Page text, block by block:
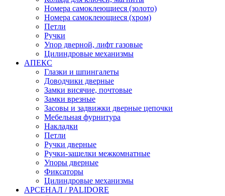
Номера самоклеющиеся (золото)
Номера самоклеющиеся (хром)
Петли
Ручки
Упор дверной, лифт газовые
Цилиндровые механизмы
АПЕКС
Глазки и шпингалеты
Доводчики дверные
Замки висячие, почтовые
Замки врезные
Засовы и задвижки дверные цепочки
Мебельная фурнитура
Накладки
Петли
Ручки дверные
Ручки-защелки межкомнатные
Упоры дверные
Фиксаторы
Цилиндровые механизмы
АРСЕНАЛ / PALIDORE